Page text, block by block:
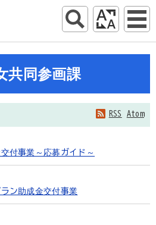
共同参画課
RSS Atom
付事業～応募ガイド～
ン助成金交付事業